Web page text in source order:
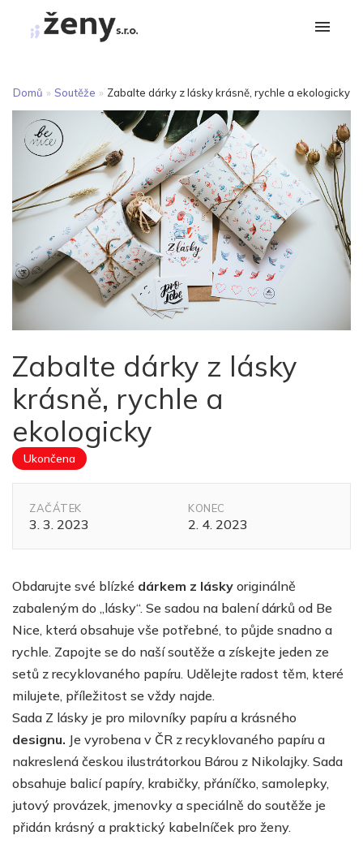
Domů » Soutěže » Zabalte dárky z lásky krásně, rychle a ekologicky
Zabalte dárky z lásky
krásně, rychle a
ekologicky
Ukončena
ZAČÁTEK
3. 3. 2023
KONEC
2. 4. 2023
Obdarujte své blízké dárkem z lásky originálně
zabaleným do „lásky“. Se sadou na balení dárků od Be
Nice, která obsahuje vše potřebné, to půjde snadno a
rychle. Zapojte se do naší soutěže a získejte jeden ze
setů z recyklovaného papíru. Udělejte radost těm, které
milujete, příležitost se vždy najde.
Sada Z lásky je pro milovníky papíru a krásného
designu. Je vyrobena v ČR z recyklovaného papíru a
nakreslená českou ilustrátorkou Bárou z Nikolajky. Sada
obsahuje balicí papíry, krabičky, přáníčko, samolepky,
jutový provázek, jmenovky a speciálně do soutěže je
přidán krásný a praktický kabelníček pro ženy.